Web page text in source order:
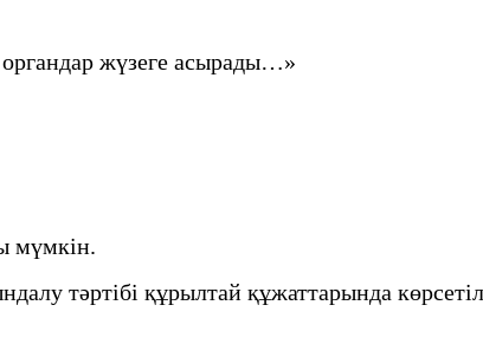
органдар жүзеге асырады…»
мүмкін.
тәртібі құрылтай құжаттарында